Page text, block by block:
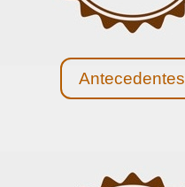
Antecedentes